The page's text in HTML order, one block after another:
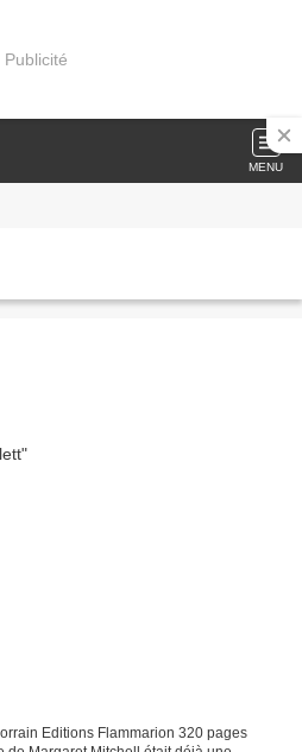
Publicité
MENU
Editions Flammarion 320 pages